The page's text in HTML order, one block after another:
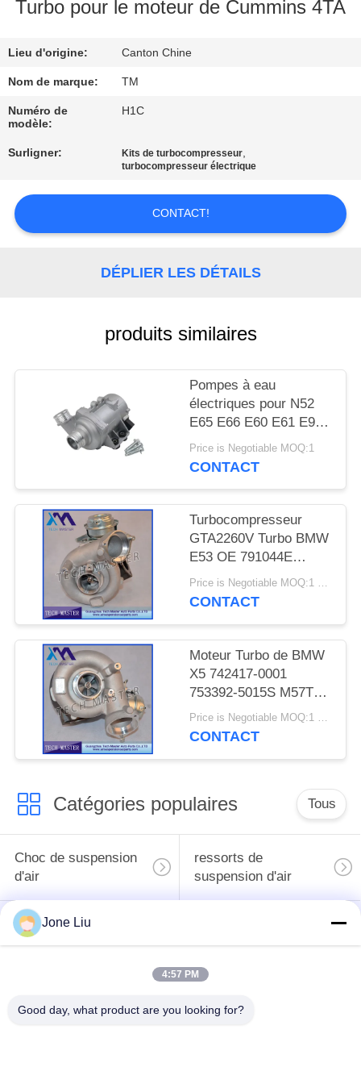
DE
L'USINE
DE
QUALITÉ
NOUS
CONTACTER
DEMANDER
UN DEVIS
SITE
INTIMITÉ
POLITIQUE
Turbo pour le moteur de Cummins 4TA
Lieu d'origine: Canton Chine
Nom de marque: TM
Numéro de
modèle:
H1C
Surligner: Kits de turbocompresseur,
turbocompresseur électrique
CONTACT!
DÉPLIER LES DÉTAILS
produits similaires
Pompes à eau
électriques pour N52
E65 E66 E60 E61 E90
E91
Price is Negotiable MOQ:1
CONTACT
Turbocompresseur
GTA2260V Turbo BMW
E53 OE 791044E
7791046F de moteur de
MT57TU
Price is Negotiable MOQ:1 pcs
CONTACT
Moteur Turbo de BMW
X5 742417-0001
753392-5015S M57TU
de turbocompresseur
de GT2260V
Price is Negotiable MOQ:1 pcs
CONTACT
Catégories populaires Tous
Choc de suspension
d'air
ressorts de
suspension d'air
pièces de suspension
d'air de Mercedes-
Pièces de
Absorbeur de choc de
Jone Liu
4:57 PM
Good day, what product are you looking for?